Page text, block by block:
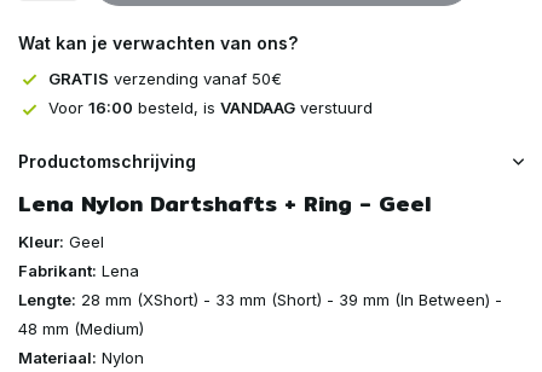
Wat kan je verwachten van ons?
GRATIS verzending vanaf 50€
Voor 16:00 besteld, is VANDAAG verstuurd
Productomschrijving
Lena Nylon Dartshafts + Ring - Geel
Kleur: Geel
Fabrikant: Lena
Lengte: 28 mm (XShort) - 33 mm (Short) - 39 mm (In Between) -
48 mm (Medium)
Materiaal: Nylon